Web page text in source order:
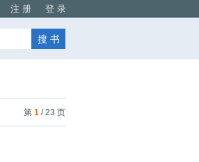
注 册 登 录
第 1 / 23 页